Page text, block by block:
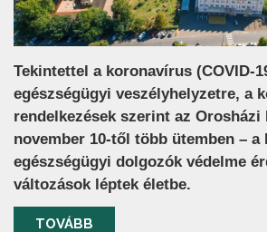
Tekintettel a koronavírus (COVID-
egészségügyi veszélyhelyzetre, a
rendelkezések szerint az Orosházi
november 10-től több ütemben – a
egészségügyi dolgozók védelme
változások léptek életbe.
TOVÁBB